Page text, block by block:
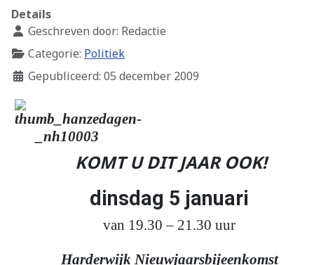
Details
Geschreven door: Redactie
Categorie: Politiek
Gepubliceerd: 05 december 2009
KOMT U DIT JAAR OOK!
dinsdag 5 januari
van 19.30 – 21.30 uur
Harderwijk Nieuwjaarsbijeenkomst